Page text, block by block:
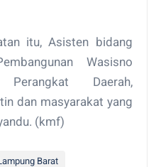
itu, Asisten bidang
Wasisno
Daerah,
dan masyarakat yang
(kmf)
Barat